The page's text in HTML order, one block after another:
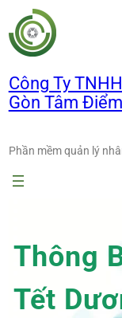
Chuyển
đến
phần
dung
Công Ty
Gòn Tâm Điểm
Phần mềm quản lý
Thông
Tết